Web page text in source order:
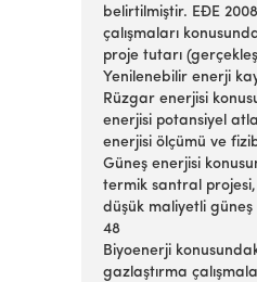
belirtilmiştir. EĐE
çalışmaları
proje tutarı
Yenilenebilir enerji
Rüzgar enerjisi
enerjisi potansiyel
enerjisi ölçümü ve
Güneş enerjisi
termik santral projesi,
düşük maliyetli güneş
48
Biyoenerji
gazlaştırma